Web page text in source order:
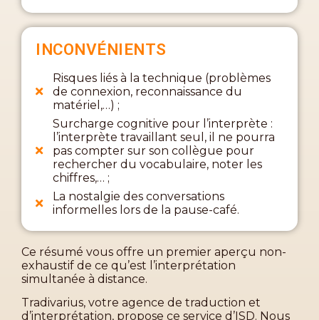
INCONVÉNIENTS
Risques liés à la technique (problèmes
de connexion, reconnaissance du
matériel,…) ;
Surcharge cognitive pour l’interprète :
l’interprète travaillant seul, il ne pourra
pas compter sur son collègue pour
rechercher du vocabulaire, noter les
chiffres,… ;
La nostalgie des conversations
informelles lors de la pause-café.
Ce résumé vous offre un premier aperçu non-
exhaustif de ce qu’est l’interprétation
simultanée à distance.
Tradivarius, votre agence de traduction et
d’interprétation, propose ce service d’ISD. Nous